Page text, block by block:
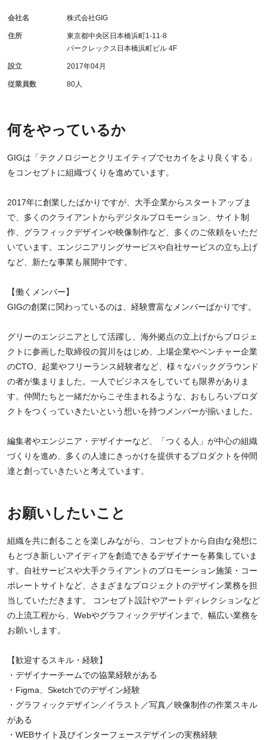
何をやっているか
GIGは「テクノロジーとクリエイティブでセカイをより良くする」
をコンセプトに組織づくりを進めています。
2017年に創業したばかりですが、大手企業からスタートアップま
で、多くのクライアントからデジタルプロモーション、サイト制
作、グラフィックデザインや映像制作など、多くのご依頼をいただ
いています。エンジニアリングサービスや自社サービスの立ち上げ
など、新たな事業も展開中です。
【働くメンバー】
GIGの創業に関わっているのは、経験豊富なメンバーばかりです。
グリーのエンジニアとして活躍し、海外拠点の立上げからプロジェ
クトに参画した取締役の賀川をはじめ、上場企業やベンチャー企業
のCTO、起業やフリーランス経験者など、様々なバックグラウンド
の者が集まりました。一人でビジネスをしていても限界がありま
す。仲間たちと一緒だからこそ生まれるような、おもしろいプロダ
クトをつくっていきたいという想いを持つメンバーが揃いました。
編集者やエンジニア・デザイナーなど、「つくる人」が中心の組織
づくりを進め、多くの人達にきっかけを提供するプロダクトを仲間
達と創っていきたいと考えています。
お願いしたいこと
組織を共に創ることを楽しみながら、コンセプトから自由な発想に
もとづき新しいアイディアを創造できるデザイナーを募集していま
す。自社サービスや大手クライアントのプロモーション施策・コー
ポレートサイトなど、さまざまなプロジェクトのデザイン業務を担
当していただきます。 コンセプト設計やアートディレクションなど
の上流工程から、Webやグラフィックデザインまで、幅広い業務を
お願いします。
【歓迎するスキル・経験】
・デザイナーチームでの協業経験がある
・Figma、Sketchでのデザイン経験
・グラフィックデザイン／イラスト／写真／映像制作の作業スキル
がある
・WEBサイト及びインターフェースデザインの実務経験
会社名 株式会社GIG
住所
東京都中央区日本橋浜町1-11-8
パークレックス日本橋浜町ビル 4F
設立 2017年04月
従業員数 80人